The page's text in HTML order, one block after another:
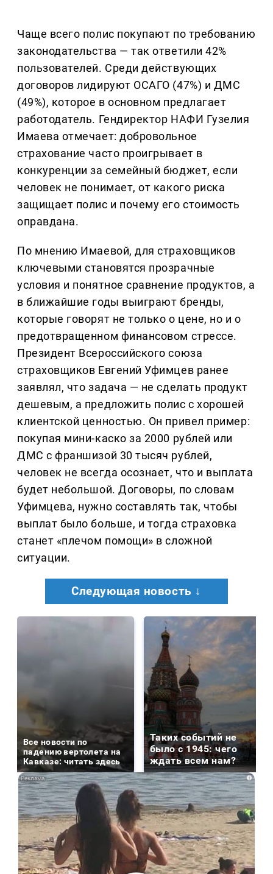
Чаще всего полис покупают по требованию
законодательства — так ответили 42%
пользователей. Среди действующих
договоров лидируют ОСАГО (47%) и ДМС
(49%), которое в основном предлагает
работодатель. Гендиректор НАФИ Гузелия
Имаева отмечает: добровольное
страхование часто проигрывает в
конкуренции за семейный бюджет, если
человек не понимает, от какого риска
защищает полис и почему его стоимость
оправдана.
По мнению Имаевой, для страховщиков
ключевыми становятся прозрачные
условия и понятное сравнение продуктов, а
в ближайшие годы выиграют бренды,
которые говорят не только о цене, но и о
предотвращенном финансовом стрессе.
Президент Всероссийского союза
страховщиков Евгений Уфимцев ранее
заявлял, что задача — не сделать продукт
дешевым, а предложить полис с хорошей
клиентской ценностью. Он привел пример:
покупая мини-каско за 2000 рублей или
ДМС с франшизой 30 тысяч рублей,
человек не всегда осознает, что и выплата
будет небольшой. Договоры, по словам
Уфимцева, нужно составлять так, чтобы
выплат было больше, и тогда страховка
станет «плечом помощи» в сложной
ситуации.
Следующая новость ↓
Все новости по
падению вертолета на
Кавказе: читать здесь
Таких событий не
было с 1945: чего
ждать всем нам?
i